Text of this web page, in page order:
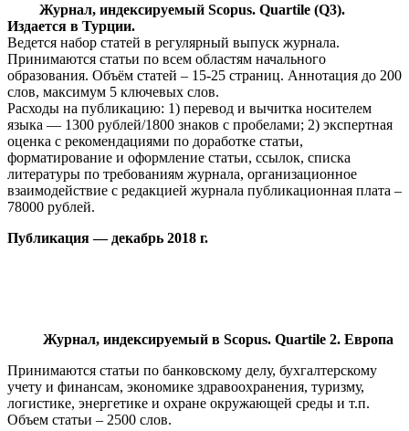
Журнал, индексируемый Scopus. Quartile (Q3).
Издается в Турции.
Ведется набор статей в регулярный выпуск журнала.
Принимаются статьи по всем областям начального
образования. Объём статей – 15-25 страниц. Аннотация до 200
слов, максимум 5 ключевых слов.
Расходы на публикацию: 1) перевод и вычитка носителем
языка — 1300 рублей/1800 знаков с пробелами; 2) экспертная
оценка с рекомендациями по доработке статьи,
форматирование и оформление статьи, ссылок, списка
литературы по требованиям журнала, организационное
взаимодействие с редакцией журнала публикационная плата –
78000 рублей.
Публикация — декабрь 2018 г.
Журнал, индексируемый в Scopus. Quartile 2. Европа
Принимаются статьи по банковскому делу, бухгалтерскому
учету и финансам, экономике здравоохранения, туризму,
логистике, энергетике и охране окружающей среды и т.п.
Объем статьи – 2500 слов.